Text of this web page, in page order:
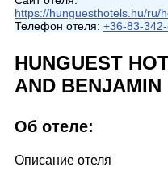
https://hunguesthotels.hu/ru/
Телефон отеля: +36-83-
HUNGUEST
AND BENJAMIN
Об отеле:
Описание отеля